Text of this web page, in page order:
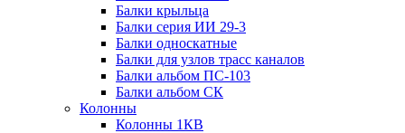
Балки крыльца
Балки серия ИИ 29-3
Балки односкатные
Балки для узлов трасс каналов
Балки альбом ПС-103
Балки альбом СК
Колонны
Колонны 1КВ